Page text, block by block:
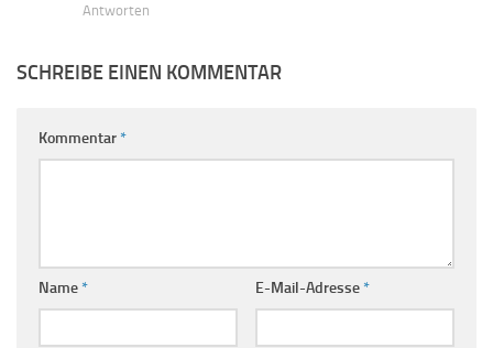
Antworten
SCHREIBE EINEN KOMMENTAR
Kommentar*
Name* E-Mail-Adresse*